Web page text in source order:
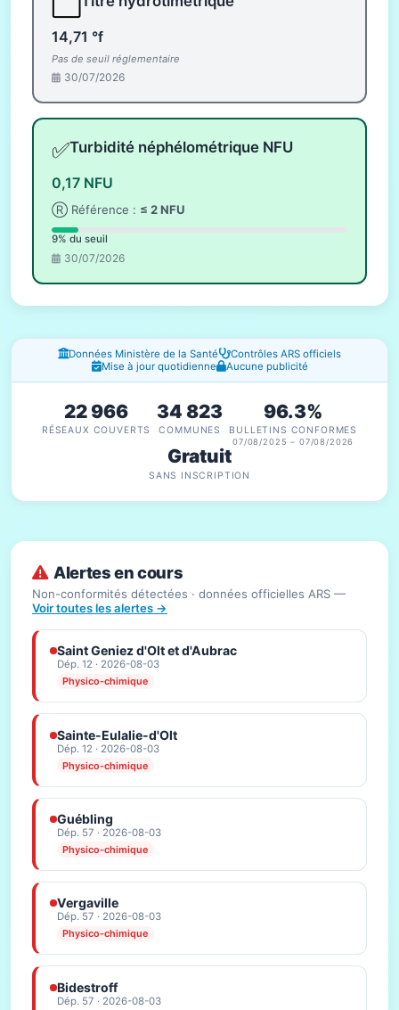
14,71 °f
Pas de seuil réglementaire
30/07/2026
✅Turbidité néphélométrique NFU
0,17 NFU
Ⓡ Référence : ≤ 2 NFU
9% du seuil
30/07/2026
Fenêtres d'information
Données Ministère de la Santé
Contrôles ARS officiels
Mise à jour quotidienne
Aucune publicité
22 966
RÉSEAUX COUVERTS
34 823
COMMUNES
96.3%
BULLETINS CONFORMES
07/08/2025 – 07/08/2026
Gratuit
SANS INSCRIPTION
Alertes en cours
Non-conformités détectées · données officielles ARS —
Voir toutes les alertes →
Saint Geniez d'Olt et d'Aubrac
Dép. 12 · 2026-08-03
Physico-chimique
Sainte-Eulalie-d'Olt
Dép. 12 · 2026-08-03
Physico-chimique
Guébling
Dép. 57 · 2026-08-03
Physico-chimique
Vergaville
Dép. 57 · 2026-08-03
Physico-chimique
Bidestroff
Dép. 57 · 2026-08-03